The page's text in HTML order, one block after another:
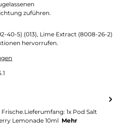
zuführen.
40-5) (013), Lime Extract (8008-26-2)
hervorrufen.
1x Pod Salt
Lemonade 10ml Mehr